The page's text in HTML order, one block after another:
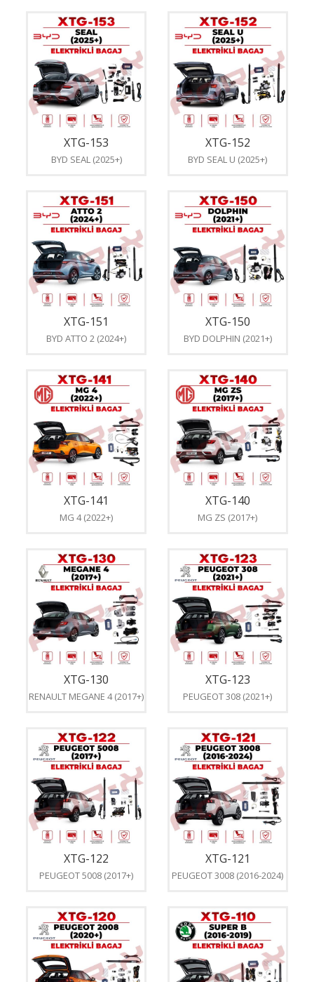
XTG-153
BYD SEAL (2025+)
XTG-152
BYD SEAL U (2025+)
XTG-151
BYD ATTO 2 (2024+)
XTG-150
BYD DOLPHIN (2021+)
XTG-141
MG 4 (2022+)
XTG-140
MG ZS (2017+)
XTG-130
RENAULT MEGANE 4 (2017+)
XTG-123
PEUGEOT 308 (2021+)
XTG-122
PEUGEOT 5008 (2017+)
XTG-121
PEUGEOT 3008 (2016-2024)